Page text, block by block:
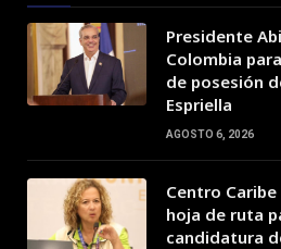
Presidente
Colombia
de posesión
Espriella
AGOSTO 6, 2026
Centro
hoja de ruta
candidatura